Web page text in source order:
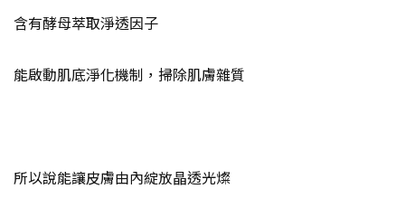
含有酵母萃取淨透因子
能啟動肌底淨化機制，掃除肌膚雜質
所以說能讓皮膚由內綻放晶透光燦